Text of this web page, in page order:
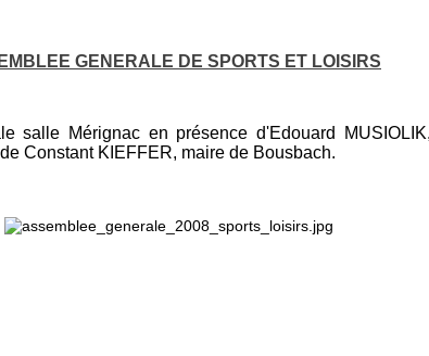
GENERALE DE SPORTS ET LOISIRS
Mérignac en présence d'Edouard
Constant KIEFFER, maire de Bousbach.